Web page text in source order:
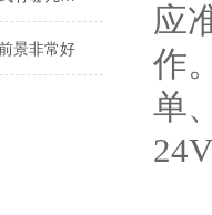
景非常好
应
作
单